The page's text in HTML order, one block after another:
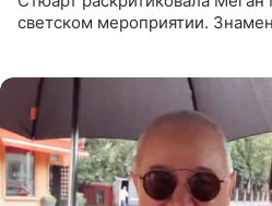
светском мероприятии.